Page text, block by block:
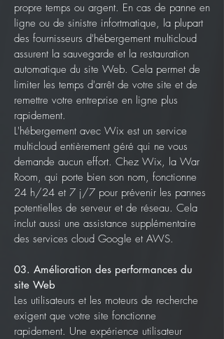
propre temps ou argent. En cas de panne en
ligne ou de sinistre infortmatique, la plupart
des fournisseurs d'hébergement multicloud
assurent la sauvegarde et la restauration
automatique du site Web. Cela permet de
limiter les temps d'arrêt de votre site et de
remettre votre entreprise en ligne plus
rapidement.
L'hébergement avec Wix est un service
multicloud entièrement géré qui ne vous
demande aucun effort. Chez Wix, la War
Room, qui porte bien son nom, fonctionne
24 h/24 et 7 j/7 pour prévenir les pannes
potentielles de serveur et de réseau. Cela
inclut aussi une assistance supplémentaire
des services cloud Google et AWS.
03. Amélioration des performances du
site Web
Les utilisateurs et les moteurs de recherche
exigent que votre site fonctionne
rapidement. Une expérience utilisateur